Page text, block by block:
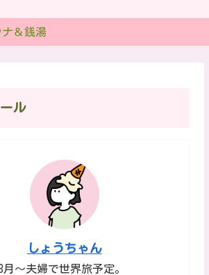
ナ＆銭湯
ル
しょうちゃん
月～夫婦で世界旅予定。